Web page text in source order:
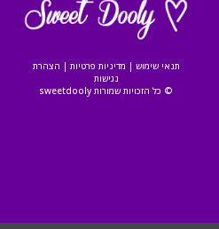
תנאי שימוש | מדיניות פרטיות | הצהרת
נגישות
© כל הזכויות שמורות sweetdooly